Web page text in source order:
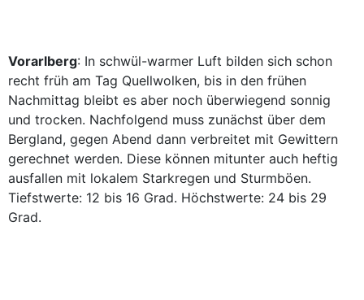
Vorarlberg: In schwül-warmer Luft bilden sich schon
recht früh am Tag Quellwolken, bis in den frühen
Nachmittag bleibt es aber noch überwiegend sonnig
und trocken. Nachfolgend muss zunächst über dem
Bergland, gegen Abend dann verbreitet mit Gewittern
gerechnet werden. Diese können mitunter auch heftig
ausfallen mit lokalem Starkregen und Sturmböen.
Tiefstwerte: 12 bis 16 Grad. Höchstwerte: 24 bis 29
Grad.